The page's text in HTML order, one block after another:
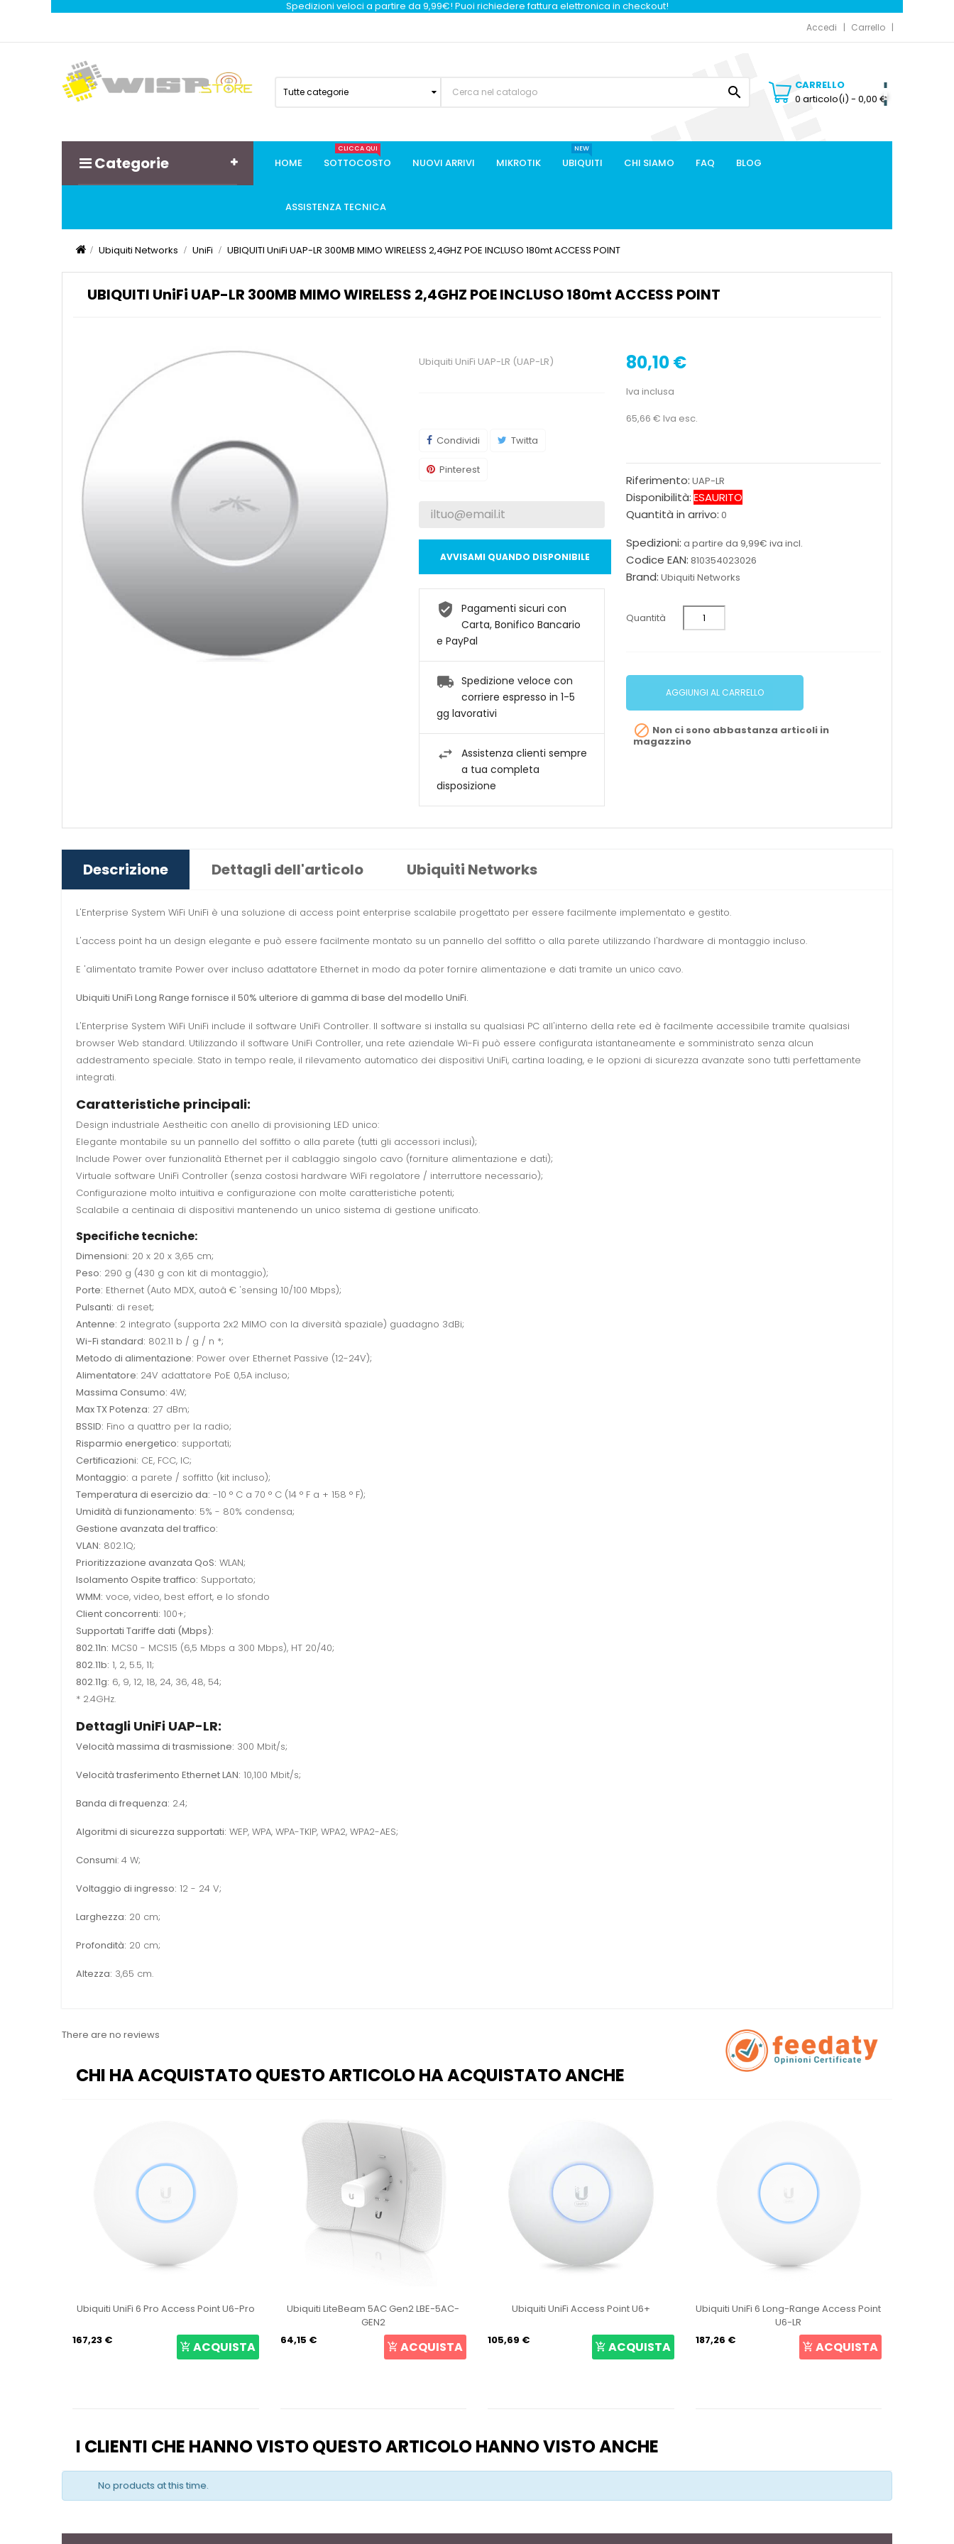
Spedizioni veloci a partire da 9,99€! Puoi richiedere fattura elettronica in checkout!
Accedi Carrello
Tutte categorie 
CARRELLO
0 articolo(i) - 0,00 €
Categorie HOME SOTTOCOSTO
CLICCA QUI
NUOVI ARRIVI MIKROTIK UBIQUITI
NEW
CHI SIAMO FAQ BLOG
ASSISTENZA TECNICA
Ubiquiti Networks UniFi UBIQUITI UniFi UAP-LR 300MB MIMO WIRELESS 2,4GHZ POE INCLUSO 180mt ACCESS POINT
UBIQUITI UniFi UAP-LR 300MB MIMO WIRELESS 2,4GHZ POE INCLUSO 180mt ACCESS POINT
80,10 €
Iva inclusa
65,66 € Iva esc.
Riferimento: UAP-LR
Disponibilità:ESAURITO
Quantità in arrivo: 0
Spedizioni: a partire da 9,99€ iva incl.
Codice EAN: 810354023026
Brand: Ubiquiti Networks
Quantità
AGGIUNGI AL CARRELLO
 Non ci sono abbastanza articoli in
magazzino
Ubiquiti UniFi UAP-LR (UAP-LR)
Condividi Twitta
Pinterest
AVVISAMI QUANDO DISPONIBILE
Pagamenti sicuri con
Carta, Bonifico Bancario
e PayPal
Spedizione veloce con
corriere espresso in 1-5
gg lavorativi
Assistenza clienti sempre
a tua completa
disposizione
Descrizione Dettagli dell'articolo Ubiquiti Networks
L'Enterprise System WiFi UniFi è una soluzione di access point enterprise scalabile progettato per essere facilmente implementato e gestito.
L'access point ha un design elegante e può essere facilmente montato su un pannello del soffitto o alla parete utilizzando l'hardware di montaggio incluso.
E 'alimentato tramite Power over incluso adattatore Ethernet in modo da poter fornire alimentazione e dati tramite un unico cavo.
Ubiquiti UniFi Long Range fornisce il 50% ulteriore di gamma di base del modello UniFi.
L'Enterprise System WiFi UniFi include il software UniFi Controller. Il software si installa su qualsiasi PC all'interno della rete ed è facilmente accessibile tramite qualsiasi
browser Web standard. Utilizzando il software UniFi Controller, una rete aziendale Wi-Fi può essere configurata istantaneamente e somministrato senza alcun
addestramento speciale. Stato in tempo reale, il rilevamento automatico dei dispositivi UniFi, cartina loading, e le opzioni di sicurezza avanzate sono tutti perfettamente
integrati.
Caratteristiche principali:
Design industriale Aestheitic con anello di provisioning LED unico:
Elegante montabile su un pannello del soffitto o alla parete (tutti gli accessori inclusi);
Include Power over funzionalità Ethernet per il cablaggio singolo cavo (forniture alimentazione e dati);
Virtuale software UniFi Controller (senza costosi hardware WiFi regolatore / interruttore necessario);
Configurazione molto intuitiva e configurazione con molte caratteristiche potenti;
Scalabile a centinaia di dispositivi mantenendo un unico sistema di gestione unificato.
Specifiche tecniche:
Dimensioni: 20 x 20 x 3,65 cm;
Peso: 290 g (430 g con kit di montaggio);
Porte: Ethernet (Auto MDX, autoâ € 'sensing 10/100 Mbps);
Pulsanti: di reset;
Antenne: 2 integrato (supporta 2x2 MIMO con la diversità spaziale) guadagno 3dBi;
Wi-Fi standard: 802.11 b / g / n *;
Metodo di alimentazione: Power over Ethernet Passive (12-24V);
Alimentatore: 24V adattatore PoE 0,5A incluso;
Massima Consumo: 4W;
Max TX Potenza: 27 dBm;
BSSID: Fino a quattro per la radio;
Risparmio energetico: supportati;
Certificazioni: CE, FCC, IC;
Montaggio: a parete / soffitto (kit incluso);
Temperatura di esercizio da: -10 ° C a 70 ° C (14 ° F a + 158 ° F);
Umidità di funzionamento: 5% - 80% condensa;
Gestione avanzata del traffico:
VLAN: 802.1Q;
Prioritizzazione avanzata QoS: WLAN;
Isolamento Ospite traffico: Supportato;
WMM: voce, video, best effort, e lo sfondo
Client concorrenti: 100+;
Supportati Tariffe dati (Mbps):
802.11n: MCS0 - MCS15 (6,5 Mbps a 300 Mbps), HT 20/40;
802.11b: 1, 2, 5.5, 11;
802.11g: 6, 9, 12, 18, 24, 36, 48, 54;
* 2.4GHz.
Dettagli UniFi UAP-LR:
Velocità massima di trasmissione: 300 Mbit/s;
Velocità trasferimento Ethernet LAN: 10,100 Mbit/s;
Banda di frequenza: 2.4;
Algoritmi di sicurezza supportati: WEP, WPA, WPA-TKIP, WPA2, WPA2-AES;
Consumi: 4 W;
Voltaggio di ingresso: 12 - 24 V;
Larghezza: 20 cm;
Profondità: 20 cm;
Altezza: 3,65 cm.
There are no reviews
CHI HA ACQUISTATO QUESTO ARTICOLO HA ACQUISTATO ANCHE
Ubiquiti LiteBeam 5AC Gen2 LBE-5AC-
64,15 €
ACQUISTA
Ubiquiti UniFi Access Point U6+
105,69 € ACQUISTA
Ubiquiti UniFi 6 Long-Range Access Point
187,26 €
ACQUISTA
Ubiquiti NanoStation 5ac Loco NS-5ACL
Loco5AC
47,71 €
ACQUISTA
I CLIENTI CHE HANNO VISTO QUESTO ARTICOLO HANNO VISTO ANCHE
No products at this time.